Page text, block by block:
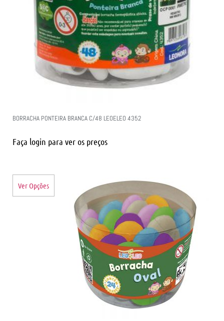
BORRACHA PONTEIRA BRANCA C/48 LEOELEO 4352
Faça login para ver os preços
Ver Opções